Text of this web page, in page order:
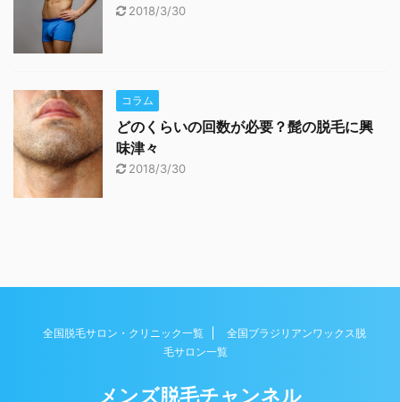
2018/3/30
コラム
どのくらいの回数が必要？髭の脱毛に興
味津々
2018/3/30
全国脱毛サロン・クリニック一覧
全国ブラジリアンワックス脱
毛サロン一覧
メンズ脱毛チャンネル